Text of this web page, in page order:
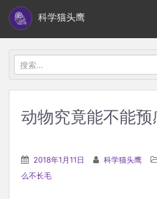
i
科学猫头鹰
搜
索：
动物究竟能不能预
2018年1月11日 科学猫头鹰
么不长毛